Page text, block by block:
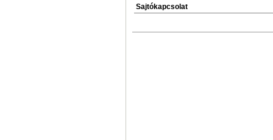
Sajtókapcsolat